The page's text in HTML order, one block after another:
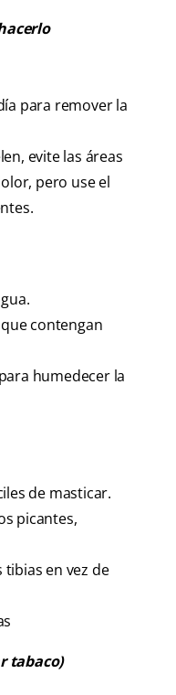
para remover la
evite las áreas
pero use el
contengan
humedecer la
de masticar.
picantes,
tibias en vez de
tabaco)